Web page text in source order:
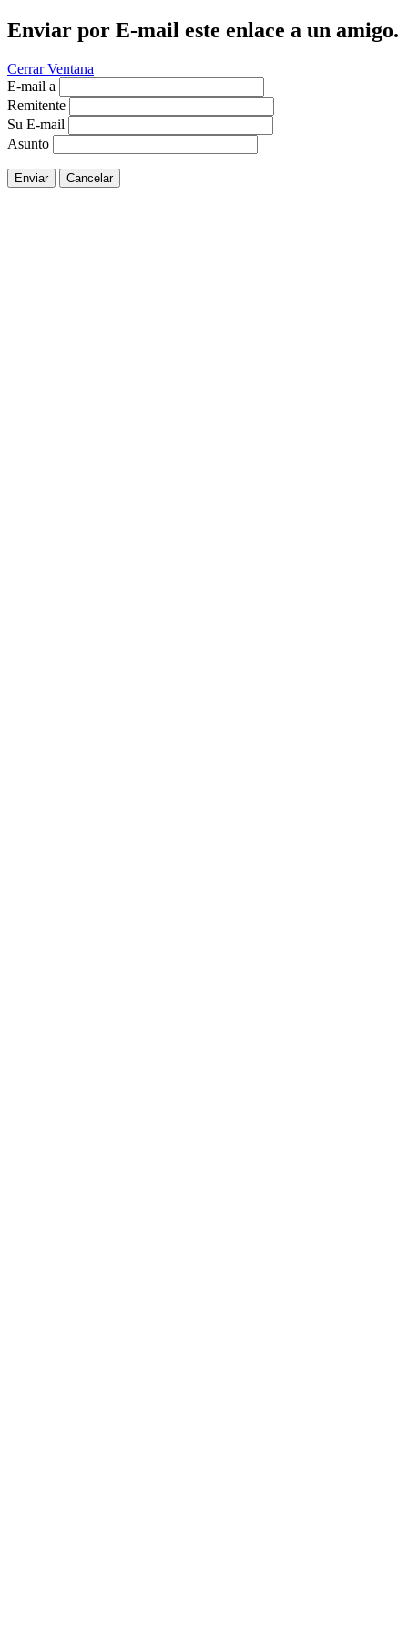
Enviar por E-mail este enlace a un amigo.
Cerrar Ventana
E-mail a
Remitente
Su E-mail
Asunto
Enviar Cancelar